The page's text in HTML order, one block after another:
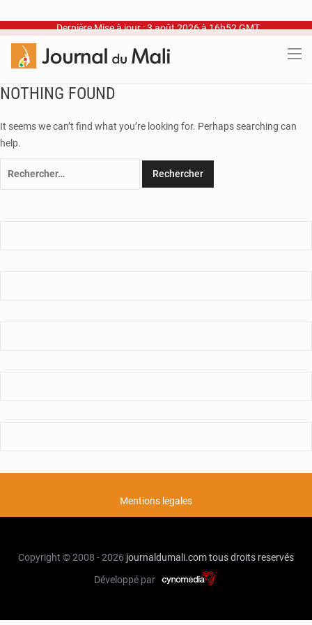
Dernière Mise à jour : 3 août 2026 à 16h52 GMT
NOTHING FOUND
It seems we can’t find what you’re looking for. Perhaps searching can
help.
Mentions legales
Copyright © 2008 - 2026 journaldumali.comtous droits reservés
Développé par